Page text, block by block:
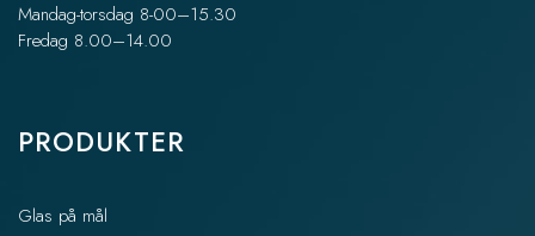
Mandag-torsdag 8-00–15.30
Fredag 8.00–14.00
PRODUKTER
Glas på mål